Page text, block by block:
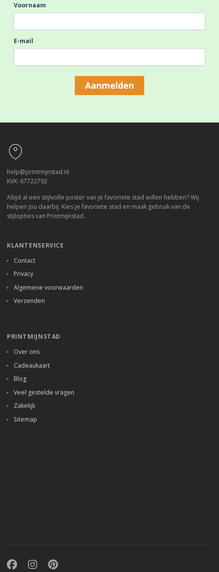
Voornaam
E-mail
Aanmelden
help@printmijnstad.nl
KVK: 67722792
Altijd al een stijlvolle poster van je favoriete stad willen hebben? Wij
helpen jou daarbij. Kies je favoriete stad en maak gebruik van de
stijlopties van Printmijnstad.
KLANTENSERVICE
Contact
Privacy
Algemene voorwaarden
Verzenden
PRINTMIJNSTAD
Over ons
Cadeaukaart
Blog
Veel gestelde vragen
Zakelijk
Sitemap
FacebookInstagramPinterest